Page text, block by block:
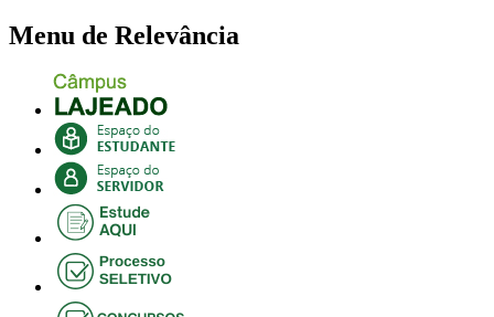
Menu de Relevância